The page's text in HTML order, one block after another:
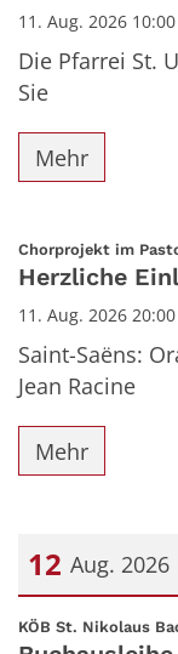
11. Aug. 2026 10:00
Die Pfarrei St.
Sie
Mehr
Chorprojekt im
Herzliche
11. Aug. 2026
Saint-Saëns:
Jean Racine
Mehr
12 Aug. 2026
Datum: 12.
KÖB St. Nikolaus